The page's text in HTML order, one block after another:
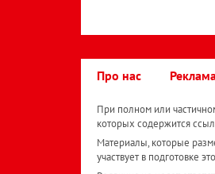
Про нас
При полном или
которых содержится
Материалы, которые
участвует в подготовке